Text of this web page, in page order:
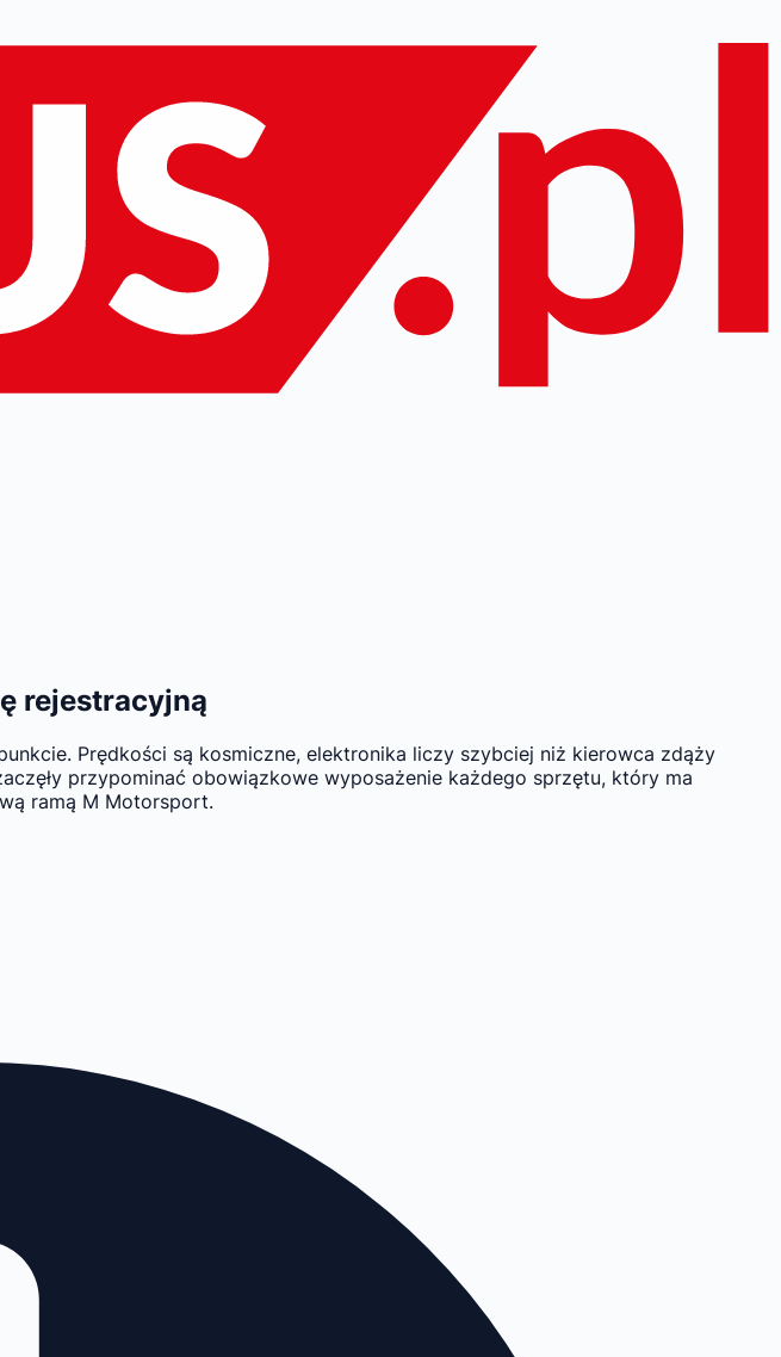
rejestracyjną
Prędkości są kosmiczne, elektronika liczy szybciej niż kierowca zdąży
przypominać obowiązkowe wyposażenie każdego sprzętu, który ma
ramą M Motorsport.